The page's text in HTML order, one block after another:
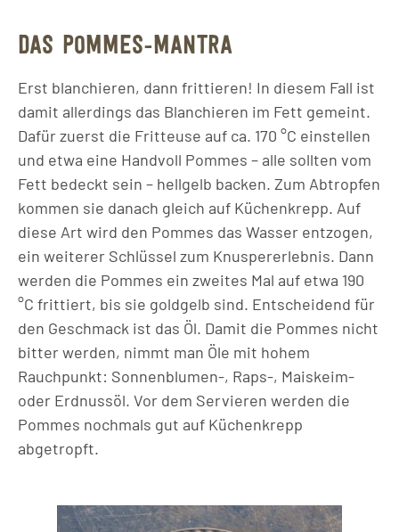
DAS POMMES-MANTRA
Erst blanchieren, dann frittieren! In diesem Fall ist
damit allerdings das Blanchieren im Fett gemeint.
Dafür zuerst die Fritteuse auf ca. 170 °C einstellen
und etwa eine Handvoll Pommes – alle sollten vom
Fett bedeckt sein – hellgelb backen. Zum Abtropfen
kommen sie danach gleich auf Küchenkrepp. Auf
diese Art wird den Pommes das Wasser entzogen,
ein weiterer Schlüssel zum Knuspererlebnis. Dann
werden die Pommes ein zweites Mal auf etwa 190
°C frittiert, bis sie goldgelb sind. Entscheidend für
den Geschmack ist das Öl. Damit die Pommes nicht
bitter werden, nimmt man Öle mit hohem
Rauchpunkt: Sonnenblumen-, Raps-, Maiskeim-
oder Erdnussöl. Vor dem Servieren werden die
Pommes nochmals gut auf Küchenkrepp
abgetropft.